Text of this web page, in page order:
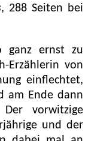
, 288 Seiten bei
ganz ernst zu
Erzählerin von
einflechtet,
am Ende dann
vorwitzige
und der